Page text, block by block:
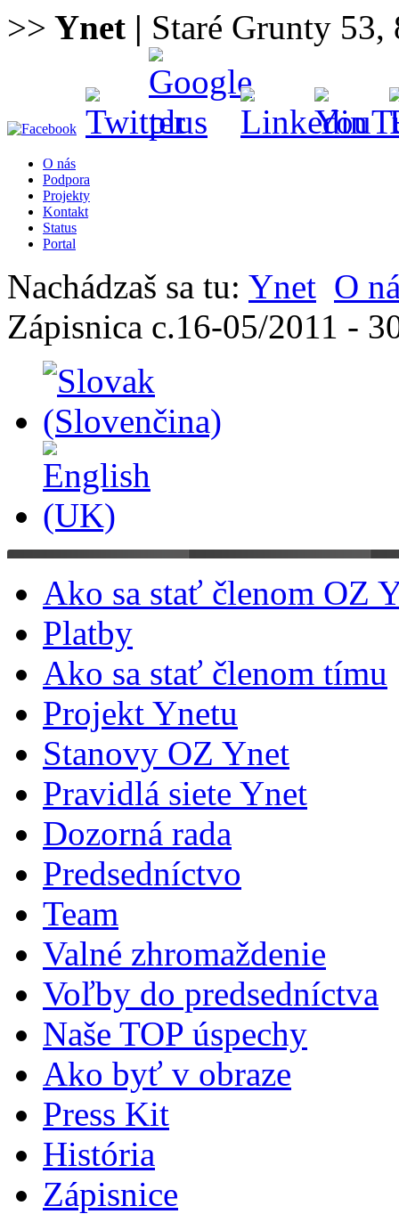
>> Ynet | Staré Grunty
O nás
Podpora
Projekty
Kontakt
Status
Portal
Nachádzaš sa tu: Ynet O
Zápisnica c.16-05/2011 -
Ako sa stať členom OZ
Platby
Ako sa stať členom tímu
Projekt Ynetu
Stanovy OZ Ynet
Pravidlá siete Ynet
Dozorná rada
Predsedníctvo
Team
Valné zhromaždenie
Voľby do predsedníctva
Naše TOP úspechy
Ako byť v obraze
Press Kit
História
Zápisnice